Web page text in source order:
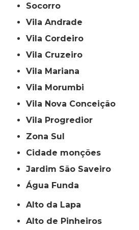
Socorro
Vila Andrade
Vila Cordeiro
Vila Cruzeiro
Vila Mariana
Vila Morumbi
Vila Nova Conceição
Vila Progredior
Zona Sul
cidade monções
jardim São Saveiro
Água Funda
Alto da Lapa
Alto de Pinheiros